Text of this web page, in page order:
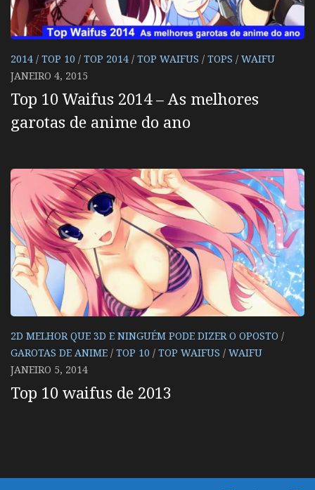
2014 / TOP 10 / TOP 2014 / TOP WAIFUS / TOPS / WAIFU
JANEIRO 4, 2015
Top 10 Waifus 2014 – As melhores
garotas de anime do ano
2D MELHOR QUE 3D E NINGUÉM PODE DIZER O OPOSTO /
GAROTAS DE ANIME / TOP 10 / TOP WAIFUS / WAIFU
JANEIRO 5, 2014
Top 10 waifus de 2013